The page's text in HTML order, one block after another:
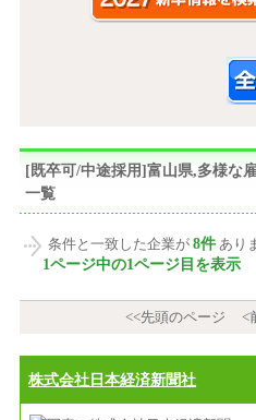
[既卒可/中途採用]富山県,多様な
一覧
条件と一致した企業が 8件 あり
1ページ中の1ページ目を表示
<<先頭のページ
<
株式会社日本経済新聞社